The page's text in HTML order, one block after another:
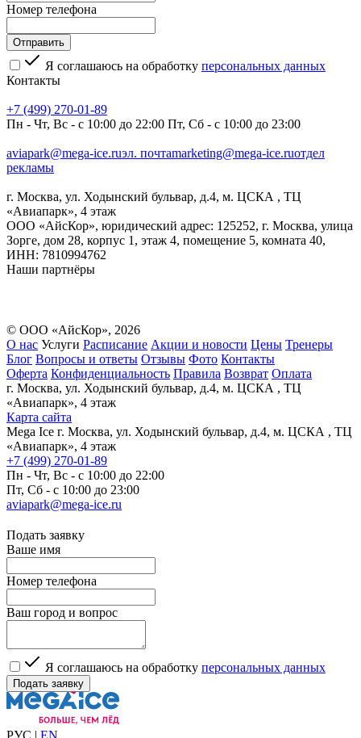
Номер телефона
Я соглашаюсь на обработку персональных данных
Контакты
+7 (499) 270-01-89
Пн - Чт, Вс - с 10:00 до 22:00 Пт, Сб - с 10:00 до 23:00
aviapark@mega-ice.ruэл. почтаmarketing@mega-ice.ruотдел
рекламы
г. Москва, ул. Ходынский бульвар, д.4, м. ЦСКА , ТЦ
«Авиапарк», 4 этаж
ООО «АйсКор», юридический адрес: 125252, г. Москва, улица
Зорге, дом 28, корпус 1, этаж 4, помещение 5, комната 40,
ИНН: 7810994762
Наши партнёры
© ООО «АйсКор», 2026
О нас Услуги Расписание Акции и новости Цены Тренеры
Блог Вопросы и ответы Отзывы Фото Контакты
Оферта Конфиденциальность Правила Возврат Оплата
г. Москва, ул. Ходынский бульвар, д.4, м. ЦСКА , ТЦ
«Авиапарк», 4 этаж
Карта сайта
Mega Ice г. Москва, ул. Ходынский бульвар, д.4, м. ЦСКА , ТЦ
«Авиапарк», 4 этаж
+7 (499) 270-01-89
Пн - Чт, Вс - с 10:00 до 22:00
Пт, Сб - с 10:00 до 23:00
aviapark@mega-ice.ru
Подать заявку
Ваше имя
Номер телефона
Ваш город и вопрос
Я соглашаюсь на обработку персональных данных
РУС | EN